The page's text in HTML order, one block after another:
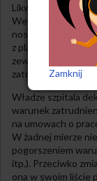
Likwidacji ma ulec
noszowych, osoby
z placówek i
zewnętrznej.
zatrudnienia.
Władze szpitala
warunek
na umowach o
W żadnej mierze
pogorszeniem
itp.). Przeciwko
ona w swoim liście
Zamknij